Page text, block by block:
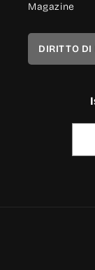
Magazine
DIRITTO DI